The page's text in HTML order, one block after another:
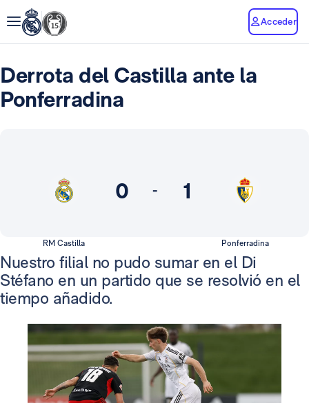
Acceder
Derrota del Castilla ante la
Ponferradina
0 - 1
RM Castilla Ponferradina
Nuestro filial no pudo sumar en el Di
Stéfano en un partido que se resolvió en el
tiempo añadido.